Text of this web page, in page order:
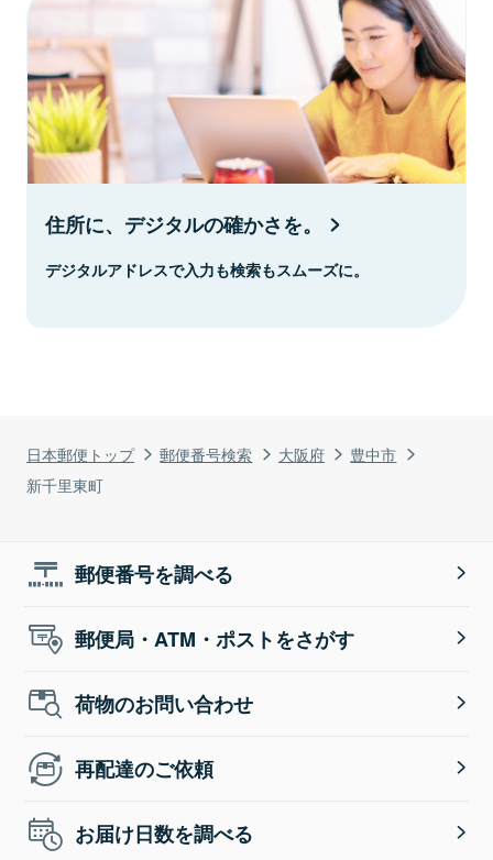
日本郵便トップ 郵便番号検索 大阪府
豊中市
新千里東町
住所に、デジタルの確かさを。
デジタルアドレスで入力も検索もスムーズに。
郵便番号を調べる
郵便局・ATM・ポストをさがす
荷物のお問い合わせ
再配達のご依頼
お届け日数を調べる